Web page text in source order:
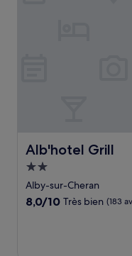
Alb'hotel Grill
Alb'hotel Grill
Hébergement
2.0 étoiles
Alby-sur-Cheran
8.0
8,0/10 Très bien (183